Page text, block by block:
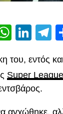
του, εντός
Super
αγχώθηκε,